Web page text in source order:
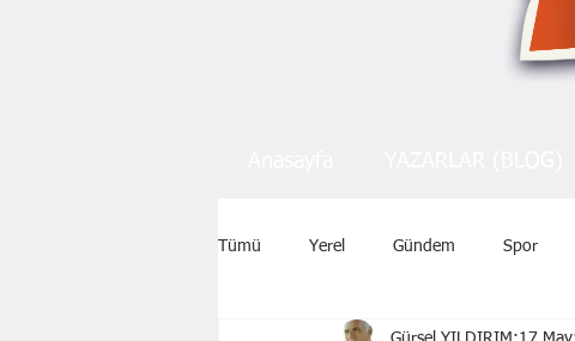
Tümü Yerel Gündem Spor